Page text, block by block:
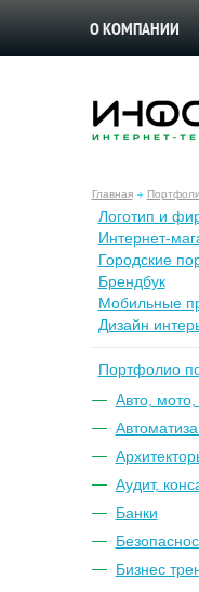
О КОМПАНИИ
Главная
Лoготип и
Интернет-
Городские
Брендбук
Мобильные
Дизайн
Портфолио
Авто, мото,
Аудит,
Банки
Бизнес